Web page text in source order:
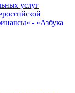
услуг
- «Азбука